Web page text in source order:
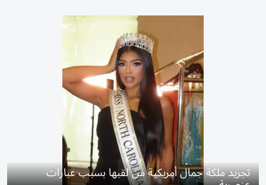
تجريد ملكة جمال أمريكية من لقبها بسبب عبارات